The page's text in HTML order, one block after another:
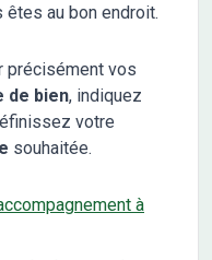
au bon endroit.
précisément vos
de bien, indiquez
votre
souhaitée.
à